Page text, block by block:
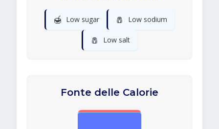
🍯 Low sugar 🧂 Low sodium
🧂 Low salt
Fonte delle Calorie